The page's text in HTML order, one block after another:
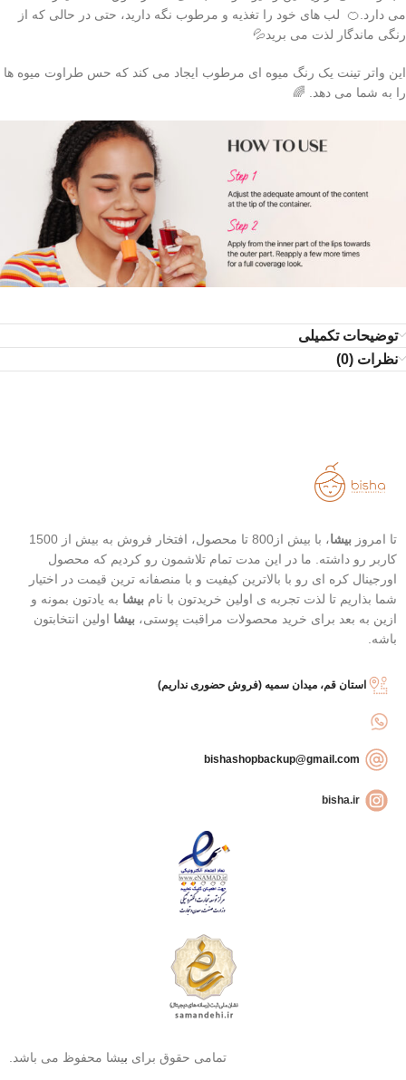
می دارد.🍊 لب های خود را تغذیه و مرطوب نگه دارید، حتی در حالی که از
رنگی ماندگار لذت می برید💦
این واتر تینت یک رنگ میوه ای مرطوب ایجاد می کند که حس طراوت میوه ها
را به شما می دهد. 🌈
توضیحات تکمیلی
نظرات (0)
تا امروز بیشا
، با بیش از800 تا محصول، افتخار فروش به بیش از 1500
کاربر رو داشته. ما در این مدت تمام تلاشمون رو کردیم که محصول
اورجینال کره ای رو با بالاترین کیفیت و با منصفانه ترین قیمت در اختیار
شما بذاریم تا لذت تجربه ی اولین خریدتون با نام بیشا به یادتون بمونه و
ازین به بعد برای خرید محصولات مراقبت پوستی، بیشا اولین انتخابتون
باشه.
استان قم، میدان سمیه (فروش حضوری نداریم)
bisha.ir
تمامی حقوق برای بیشا محفوظ می باشد.